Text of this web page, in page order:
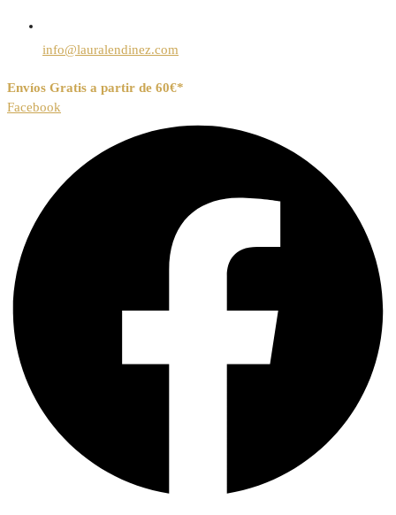
info@lauralendinez.com
Envíos Gratis a partir de 60€*
Facebook